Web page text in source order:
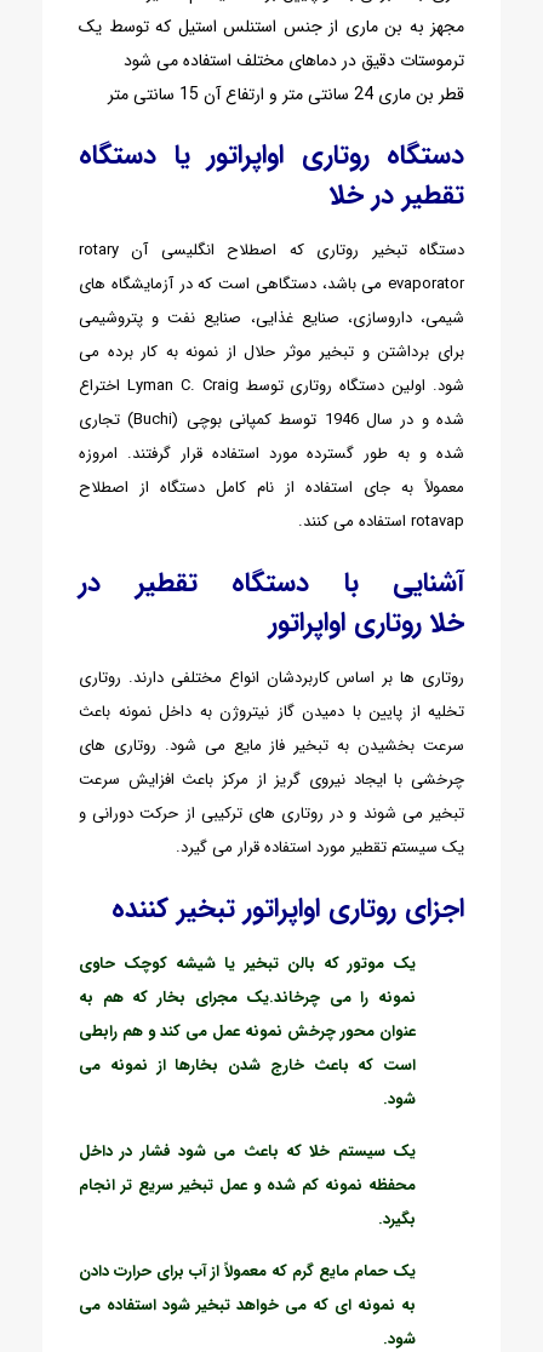
مجهز به بن ماری از جنس استنلس استیل که توسط یک
ترموستات دقیق در دماهای مختلف استفاده می شود
قطر بن ماری 24 سانتی متر و ارتفاع آن 15 سانتی متر
دستگاه روتاری اواپراتور یا دستگاه
تقطیر در خلا
دستگاه تبخیر روتاری که اصطلاح انگلیسی آن rotary
evaporator می باشد، دستگاهی است که در آزمایشگاه های
شیمی، داروسازی، صنایع غذایی، صنایع نفت و پتروشیمی
برای برداشتن و تبخیر موثر حلال از نمونه به کار برده می
شود. اولین دستگاه روتاری توسط Lyman C. Craig اختراع
شده و در سال 1946 توسط کمپانی بوچی (Buchi) تجاری
شده و به طور گسترده مورد استفاده قرار گرفتند. امروزه
معمولاً به جای استفاده از نام کامل دستگاه از اصطلاح
rotavap استفاده می کنند.
آشنایی با دستگاه تقطیر در
خلا روتاری اواپراتور
روتاری ها بر اساس کاربردشان انواع مختلفی دارند. روتاری
تخلیه از پایین با دمیدن گاز نیتروژن به داخل نمونه باعث
سرعت بخشیدن به تبخیر فاز مایع می شود. روتاری های
چرخشی با ایجاد نیروی گریز از مرکز باعث افزایش سرعت
تبخیر می شوند و در روتاری های ترکیبی از حرکت دورانی و
یک سیستم تقطیر مورد استفاده قرار می گیرد.
اجزای روتاری اواپراتور تبخیر کننده
یک موتور که بالن تبخیر یا شیشه کوچک حاوی
نمونه را می چرخاند.یک مجرای بخار که هم به
عنوان محور چرخش نمونه عمل می کند و هم رابطی
است که باعث خارج شدن بخارها از نمونه می
شود.
یک سیستم خلا که باعث می شود فشار در داخل
محفظه نمونه کم شده و عمل تبخیر سریع تر انجام
بگیرد.
یک حمام مایع گرم که معمولاً از آب برای حرارت دادن
به نمونه ای که می خواهد تبخیر شود استفاده می
شود.